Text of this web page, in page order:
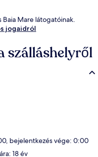
Baia Mare látogatóinak.
jogaidról
szálláshelyről
bejelentkezés vége: 0:00
18 év